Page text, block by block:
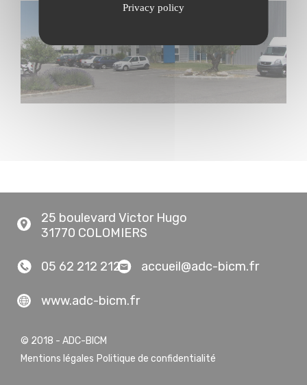
25 boulevard Victor Hugo
31770 COLOMIERS
05 62 212 212 accueil@adc-bicm.fr
www.adc-bicm.fr
© 2018 - ADC-BICM
Mentions légales Politique de confidentialité
Privacy policy